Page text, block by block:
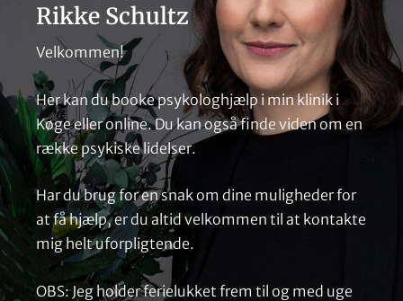
Rikke Schultz
Velkommen!
Her kan du booke psykologhjælp i min klinik i
Køge eller online. Du kan også finde viden om en
række psykiske lidelser.
Har du brug for en snak om dine muligheder for
at få hjælp, er du altid velkommen til at kontakte
mig helt uforpligtende.
OBS: Jeg holder ferielukket frem til og med uge